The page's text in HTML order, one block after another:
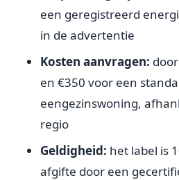
een geregistreerd
in de advertentie
Kosten aanvragen:
en €350 voor een
eengezinswoning,
regio
Geldigheid: het label is
afgifte door een